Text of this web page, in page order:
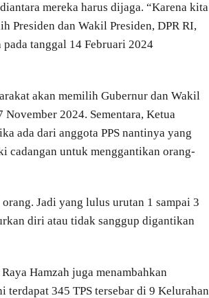
mereka harus dijaga. “Karena kita
Presiden dan Wakil Presiden, DPR RI,
tanggal 14 Februari 2024
akan memilih Gubernur dan Wakil
2024. Sementara, Ketua
ada dari anggota PPS nantinya yang
cadangan untuk menggantikan orang-
Jadi yang lulus urutan 1 sampai 3
diri atau tidak sanggup digantikan
Hamzah juga menambahkan
terdapat 345 TPS tersebar di 9 Kelurahan